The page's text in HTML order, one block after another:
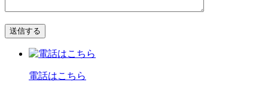
電話はこちら